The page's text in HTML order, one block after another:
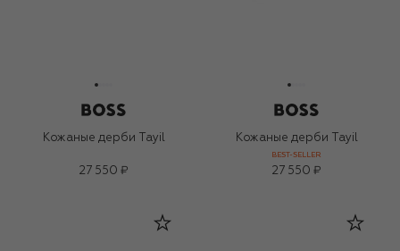
Кожаные дерби Tayil
27 550 ₽
Кожаные дерби Tayil
BEST-SELLER
27 550 ₽